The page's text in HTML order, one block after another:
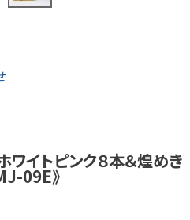
ワイトピンク８本＆煌めき
09E》